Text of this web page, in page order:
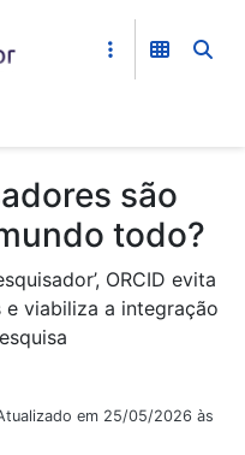
são
todo?
ORCID evita
viabiliza a integração
em 25/05/2026 às